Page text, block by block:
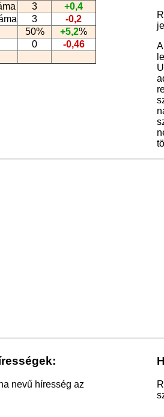
3
+0,4
3
-0,2
50% +5,2%
0
-0,46
nevű híresség az